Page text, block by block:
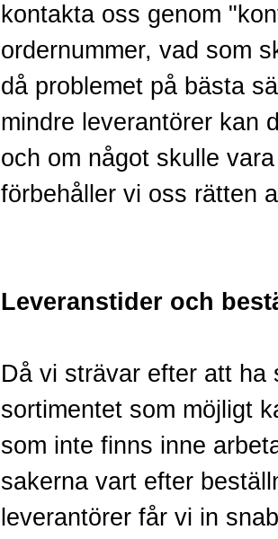
kontakta oss genom
ordernummer, vad som
då problemet på bästa
mindre leverantörer kan
och om något skulle
förbehåller vi oss rätten
Leveranstider och
Då vi strävar efter att ha
sortimentet som möjligt
som inte finns inne
sakerna vart efter
leverantörer får vi in